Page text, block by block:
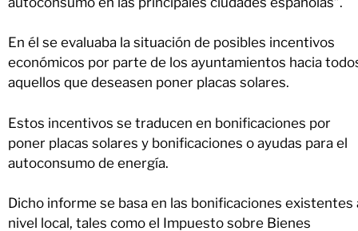
En él se evaluaba la situación de posibles incentivos
económicos por parte de los ayuntamientos hacia
aquellos que deseasen poner placas solares.
Estos incentivos se traducen en bonificaciones por
poner placas solares y bonificaciones o ayudas para el
autoconsumo de energía.
Dicho informe se basa en las bonificaciones existentes
nivel local, tales como el Impuesto sobre Bienes